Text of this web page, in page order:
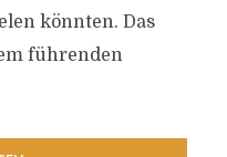
könnten. Das
führenden